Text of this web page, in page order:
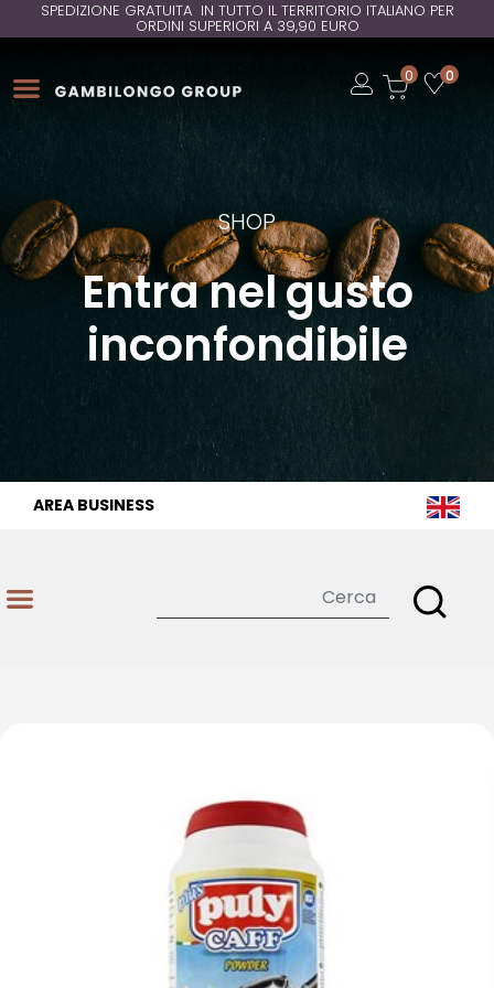
SPEDIZIONE GRATUITA IN TUTTO IL TERRITORIO ITALIANO PER
ORDINI SUPERIORI A 39,90 EURO
Open
0 Open
0
SHOP
Entra nel gusto
inconfondibile
AREA BUSINESS
Open